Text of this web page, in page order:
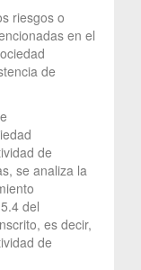
riesgos o
en el
de
de
se analiza la
del
es decir,
de